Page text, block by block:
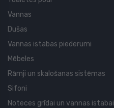
Vannas
Dušas
Vannas istabas piederumi
Mēbeles
Rāmji un skalošanas sistēmas
Sifoni
Noteces grīdai un vannas istabai